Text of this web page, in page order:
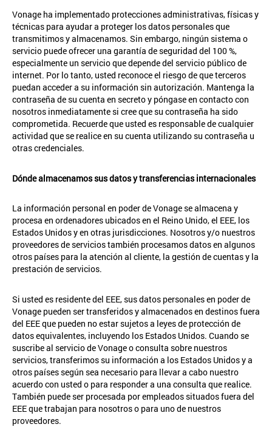
Vonage ha implementado protecciones administrativas, físicas y
técnicas para ayudar a proteger los datos personales que
transmitimos y almacenamos. Sin embargo, ningún sistema o
servicio puede ofrecer una garantía de seguridad del 100 %,
especialmente un servicio que depende del servicio público de
internet. Por lo tanto, usted reconoce el riesgo de que terceros
puedan acceder a su información sin autorización. Mantenga la
contraseña de su cuenta en secreto y póngase en contacto con
nosotros inmediatamente si cree que su contraseña ha sido
comprometida. Recuerde que usted es responsable de cualquier
actividad que se realice en su cuenta utilizando su contraseña u
otras credenciales.
Dónde almacenamos sus datos y transferencias internacionales
La información personal en poder de Vonage se almacena y
procesa en ordenadores ubicados en el Reino Unido, el EEE, los
Estados Unidos y en otras jurisdicciones. Nosotros y/o nuestros
proveedores de servicios también procesamos datos en algunos
otros países para la atención al cliente, la gestión de cuentas y la
prestación de servicios.
Si usted es residente del EEE, sus datos personales en poder de
Vonage pueden ser transferidos y almacenados en destinos fuera
del EEE que pueden no estar sujetos a leyes de protección de
datos equivalentes, incluyendo los Estados Unidos. Cuando se
suscribe al servicio de Vonage o consulta sobre nuestros
servicios, transferimos su información a los Estados Unidos y a
otros países según sea necesario para llevar a cabo nuestro
acuerdo con usted o para responder a una consulta que realice.
También puede ser procesada por empleados situados fuera del
EEE que trabajan para nosotros o para uno de nuestros
proveedores.